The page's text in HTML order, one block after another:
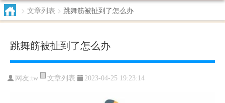
> 文章列表 > 跳舞筋被扯到了怎么办
跳舞筋被扯到了怎么办
网友:tw 文章列表 2023-04-25 19:23:14